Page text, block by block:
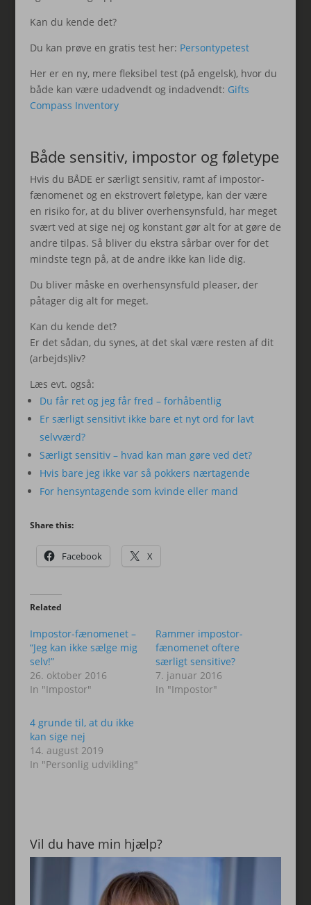
Kan du kende det?
Du kan prøve en gratis test her: Persontypetest
Her er en ny, mere fleksibel test (på engelsk), hvor du
både kan være udadvendt og indadvendt: Gifts
Compass Inventory
Både sensitiv, impostor og føletype
Hvis du BÅDE er særligt sensitiv, ramt af impostor-
fænomenet og en ekstrovert føletype, kan der være
en risiko for, at du bliver overhensynsfuld, har meget
svært ved at sige nej og konstant gør alt for at gøre de
andre tilpas. Så bliver du ekstra sårbar over for det
mindste tegn på, at de andre ikke kan lide dig.
Du bliver måske en overhensynsfuld pleaser, der
påtager dig alt for meget.
Kan du kende det?
Er det sådan, du synes, at det skal være resten af dit
(arbejds)liv?
Læs evt. også:
Du får ret og jeg får fred – forhåbentlig
Er særligt sensitivt ikke bare et nyt ord for lavt
selvværd?
Særligt sensitiv – hvad kan man gøre ved det?
Hvis bare jeg ikke var så pokkers nærtagende
For hensyntagende som kvinde eller mand
Share this:
Facebook X
Related
Impostor-fænomenet –
“Jeg kan ikke sælge mig
selv!”
26. oktober 2016
In "Impostor"
Rammer impostor-
fænomenet oftere
særligt sensitive?
7. januar 2016
In "Impostor"
4 grunde til, at du ikke
kan sige nej
14. august 2019
In "Personlig udvikling"
Vil du have min hjælp?